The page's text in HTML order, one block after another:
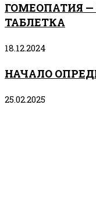
ГОМЕОПАТИЯ
ТАБЛЕТКА
18.12.2024
НАЧАЛО
25.02.2025